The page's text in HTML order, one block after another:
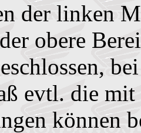
der linken
obere
evtl. die
können